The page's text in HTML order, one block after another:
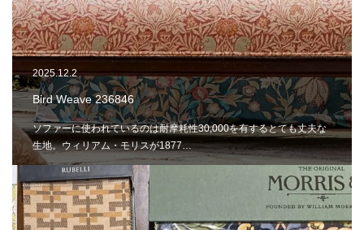
2025.12.2
Bird Weave 236846
ソファーに使われているのは耐摩耗性30,000を有するとても丈夫な
生地。ウィリアム・モリスが1877…